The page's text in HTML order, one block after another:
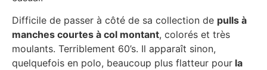
Difficile de passer à côté de sa collection de pulls à
manches courtes à col montant, colorés et très
moulants. Terriblement 60’s. Il apparaît sinon,
quelquefois en polo, beaucoup plus flatteur pour la